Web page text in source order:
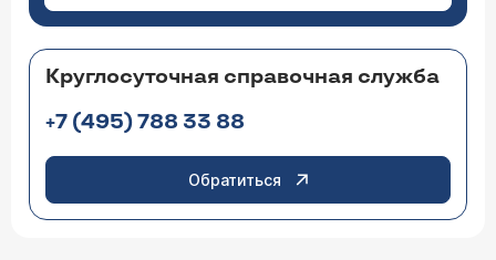
Круглосуточная справочная служба
+7 (495) 788 33 88
Обратиться